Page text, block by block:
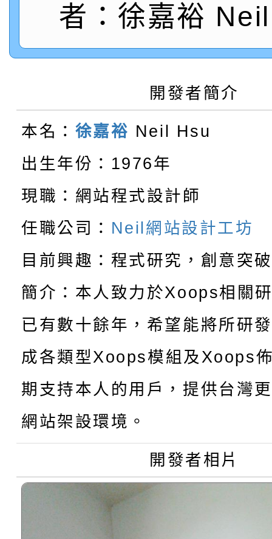
站幸福系列講座及成長
報，惠請貴機關(學校)
結果
【甄選結果(第10招)】
學年度第1學期第7次代
結果(第10招)
【甄選結果(第2招)】
學年度第1學期第9次
結果(第2招)
轉知：本市公務人員
9月16日本府B2大禮堂
1次會員大會暨第7屆會
函轉運動部全民運動署
推動社區運動俱樂部營
計畫」1 份，請踴躍報
權責核予出席人員公(
【甄選結果(第11招)】
學年度第1學期第7次代
結果(第11招)
【甄選結果(第3招)】
學年度第1學期第9次代
結果(第3招)
桃園市家庭教育中心「
程資訊」、「暑期親子
「祖孫樂淘桃」、「愛
絕-親子共學同樂會」
站幸福系列講座及成長
報，惠請貴機關(學校)
宣導。
「校園短影音徵選活動
員」簡章及活動海報，
踴躍報名參加
115學年度新生訓練注
115學年度新生補報到
結果
【甄選結果(第10招)】
學年度第1學期第7次代
結果(第10招)
【甄選結果(第2招)】
學年度第1學期第9次代
結果(第2招)
轉知：本市公務人員協
9月16日本府B2大禮堂
1次會員大會暨第7屆會
函轉運動部全民運動
推動社區運動俱樂部營
計畫」1 份，請踴躍報
者：徐嘉裕
開發者簡介
本名： 徐嘉裕 Neil Hsu
出生年份：1976年
現職：網站程式設計師
任職公司： Neil網站設計工坊
目前興趣：程式研究，創意突
簡介：本人致力於Xoops相關
已有數十餘年，希望能將所研
成各類型Xoops模組及Xoops
期支持本人的用戶，提供台灣
網站架設環境。
開發者相片